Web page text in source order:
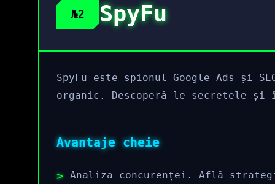
№2 SpyFu
SpyFu este spionul Google Ads
organic. Descoperă-le secretele
Avantaje cheie
Analiza concurenței. Află